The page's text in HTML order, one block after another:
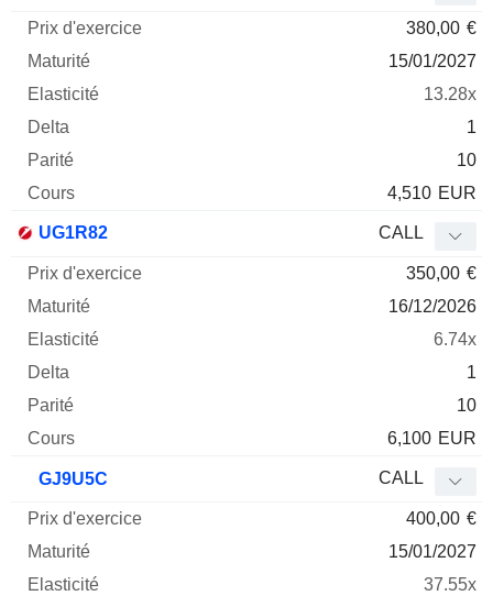
380,00 €
15/01/2027
13.28x
1
10
4,510 EUR
UG1R82 CALL
350,00 €
16/12/2026
6.74x
1
10
6,100 EUR
GJ9U5C CALL
400,00 €
15/01/2027
37.55x